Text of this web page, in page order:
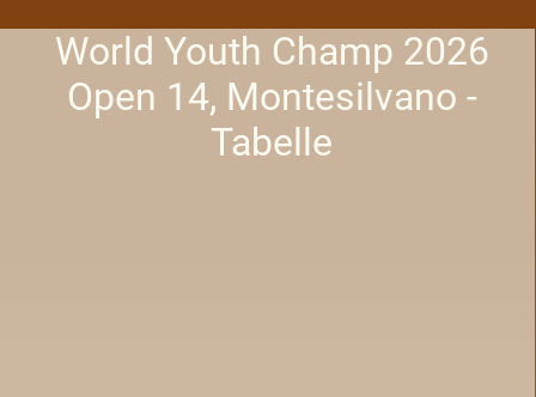
World Youth Champ 2026
Open 14, Montesilvano -
Tabelle